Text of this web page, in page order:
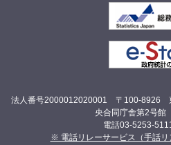
法人番号2000012020001 〒100-8926
央合同庁舎第2号館
電話03-5253-
※ 電話リレーサービス（手話リ